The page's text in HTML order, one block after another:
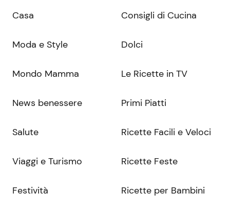
Casa
Moda e Style
Mondo Mamma
News benessere
Salute
Viaggi e Turismo
Festività
Consigli di Cucina
Dolci
Le Ricette in TV
Primi Piatti
Ricette Facili e Veloci
Ricette Feste
Ricette per Bambini